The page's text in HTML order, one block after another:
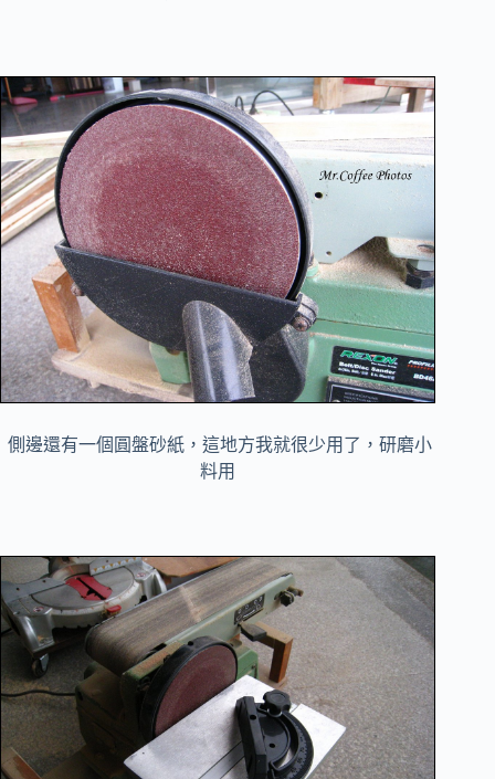
側邊還有一個圓盤砂紙，這地方我就很少用了，研磨小
料用